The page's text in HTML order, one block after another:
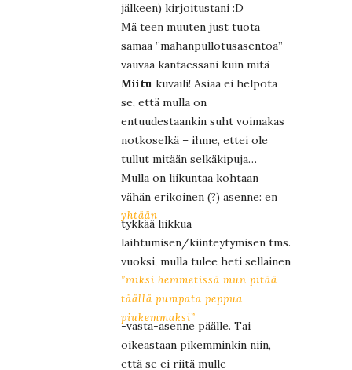
jälkeen) kirjoitustani :D
Mä teen muuten just tuota
samaa ”mahanpullotusasentoa”
vauvaa kantaessani kuin mitä
Miitu kuvaili! Asiaa ei helpota
se, että mulla on
entuudestaankin suht voimakas
notkoselkä – ihme, ettei ole
tullut mitään selkäkipuja…
Mulla on liikuntaa kohtaan
vähän erikoinen (?) asenne: en
yhtään
tykkää liikkua
laihtumisen/kiinteytymisen tms.
vuoksi, mulla tulee heti sellainen
”miksi hemmetissä mun pitää
täällä pumpata peppua
piukemmaksi”
-vasta-asenne päälle. Tai
oikeastaan pikemminkin niin,
että se ei riitä mulle